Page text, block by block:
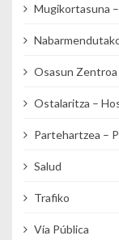
Mugikortasuna
Osasun Zentroa
Ostalaritza –
Partehartzea –
Salud
Trafiko
Vía Pública